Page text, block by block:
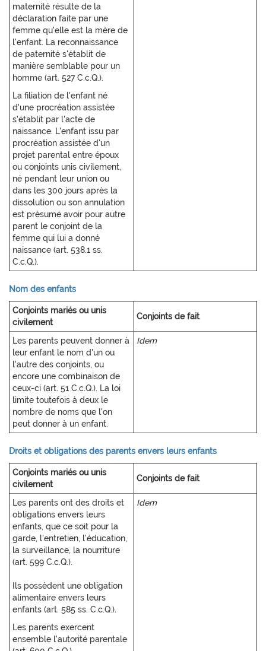
maternité résulte de la
déclaration faite par une
femme qu'elle est la mère de
l'enfant. La reconnaissance
de paternité s'établit de
manière semblable pour un
homme (art. 527 C.c.Q.).
La filiation de l'enfant né
d'une procréation assistée
s'établit par l'acte de
naissance. L'enfant issu par
procréation assistée d'un
projet parental entre époux
ou conjoints unis civilement,
né pendant leur union ou
dans les 300 jours après la
dissolution ou son annulation
est présumé avoir pour autre
parent le conjoint de la
femme qui lui a donné
naissance (art. 538.1 ss.
C.c.Q.).
Nom des enfants
Conjoints mariés ou unis
civilement
Conjoints de fait
Les parents peuvent donner à
leur enfant le nom d'un ou
l'autre des conjoints, ou
encore une combinaison de
ceux-ci (art. 51 C.c.Q.). La loi
limite toutefois à deux le
nombre de noms que l'on
peut donner à un enfant.
Idem
Droits et obligations des parents envers leurs enfants
Conjoints mariés ou unis
civilement
Conjoints de fait
Les parents ont des droits et
obligations envers leurs
enfants, que ce soit pour la
garde, l'entretien, l'éducation,
la surveillance, la nourriture
(art. 599 C.c.Q.).
Ils possèdent une obligation
alimentaire envers leurs
enfants (art. 585 ss. C.c.Q.).
Les parents exercent
ensemble l'autorité parentale
Idem